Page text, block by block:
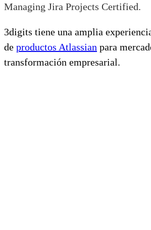
Managing Jira Projects Certified.
3digits tiene una amplia
de productos Atlassian para
transformación empresarial.